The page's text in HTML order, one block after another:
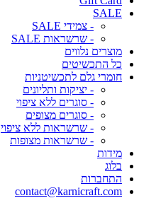
SALE
- צמידי SALE
- שרשראות SALE
מוצרים נלווים
כל התכשיטים
חומרי גלם לתכשיטניות
- יציקות ותליונים
- סוגרים ללא ציפוי
- סוגרים מצופים
- שרשראות ללא ציפוי
- שרשראות מצופות
מידות
בלוג
התחברות
contact@karnicraft.com